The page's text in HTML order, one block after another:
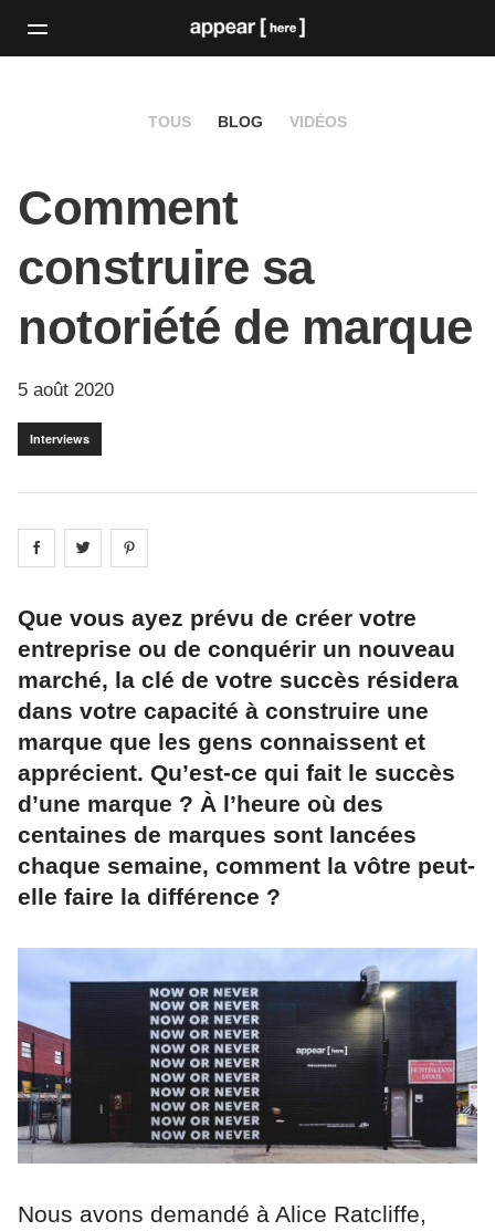
TOUS BLOG VIDÉOS
Comment
construire sa
notoriété de marque
5 août 2020
Interviews
Share on facebook
Share on
Que vous ayez prévu de créer votre
entreprise ou de conquérir un nouveau
marché, la clé de votre succès résidera
dans votre capacité à construire une
marque que les gens connaissent et
apprécient. Qu’est-ce qui fait le succès
d’une marque ? À l’heure où des
centaines de marques sont lancées
chaque semaine, comment la vôtre peut-
elle faire la différence ?
Nous avons demandé à Alice Ratcliffe,